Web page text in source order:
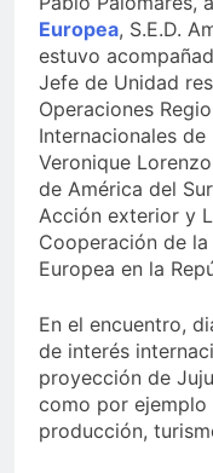
Europea, S.E.D.
estuvo
Jefe de Unidad
Operaciones
Internacionales
Veronique
de América del
Acción exterior y
Cooperación de
Europea en la
En el encuentro,
de interés
proyección de
como por ejemplo
producción,